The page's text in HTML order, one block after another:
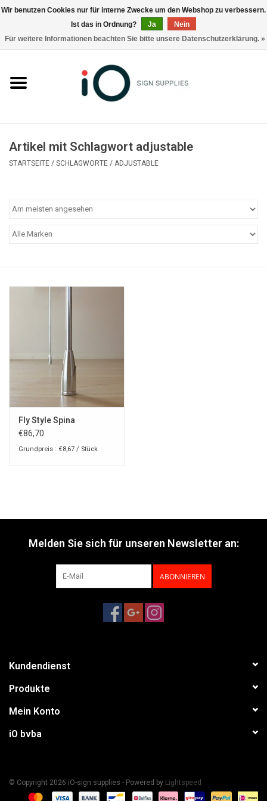
Marken
Artikel mit Schlagwort adjustable
STARTSEITE / SCHLAGWORTE / ADJUSTABLE
Fly Style Spina
€86,70
Grundpreis : €8,67 / Stück
Melden Sie sich für unseren Newsletter an:
ABONNIEREN
Kundendienst
Produkte
Mein Konto
iO bvba
© Copyright 2026 iO-sign supplies - Powered by Lightspeed
Wir benutzen Cookies nur für interne Zwecke um den Webshop zu verbessern.
Ist das in Ordnung?
Ja
Nein
Für weitere Informationen beachten Sie bitte unsere Datenschutzerklärung. »